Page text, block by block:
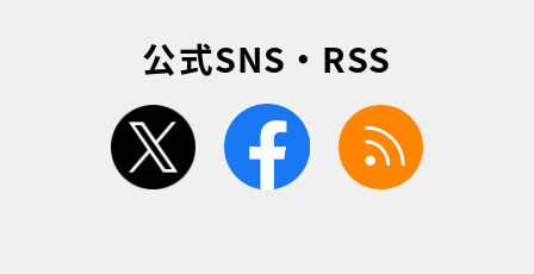
公式SNS・RSS
twitter facebook